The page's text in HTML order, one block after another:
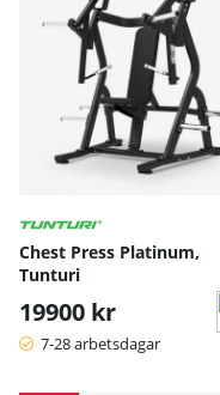
Chest Press Platinum,
Tunturi
19900 kr
7-28 arbetsdagar